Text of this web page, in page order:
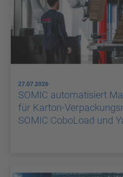
27.07.2026
SOMIC automatisiert
für Karton-
SOMIC CoboLoad und